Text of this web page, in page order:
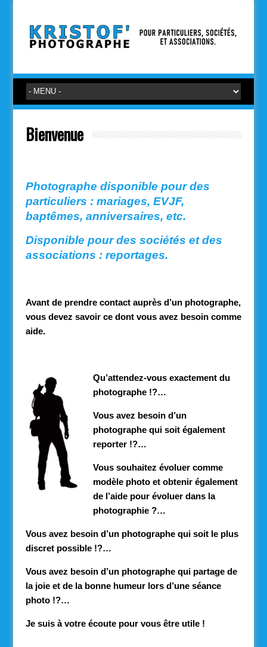
Bienvenue
Photographe disponible pour des
particuliers : mariages, EVJF,
baptêmes, anniversaires, etc.
Disponible pour des sociétés et des
associations : reportages.
Avant de prendre contact auprès d’un photographe,
vous devez savoir ce dont vous avez besoin comme
aide.
Qu’attendez-vous exactement du
photographe !?…
Vous avez besoin d’un
photographe qui soit également
reporter !?…
Vous souhaitez évoluer comme
modèle photo et obtenir également
de l’aide pour évoluer dans la
photographie ?…
Vous avez besoin d’un photographe qui soit le plus
discret possible !?…
Vous avez besoin d’un photographe qui partage de
la joie et de la bonne humeur lors d’une séance
photo !?…
Je suis à votre écoute pour vous être utile !